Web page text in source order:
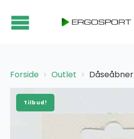
Forside Outlet Dåseåbner
Tilbud!